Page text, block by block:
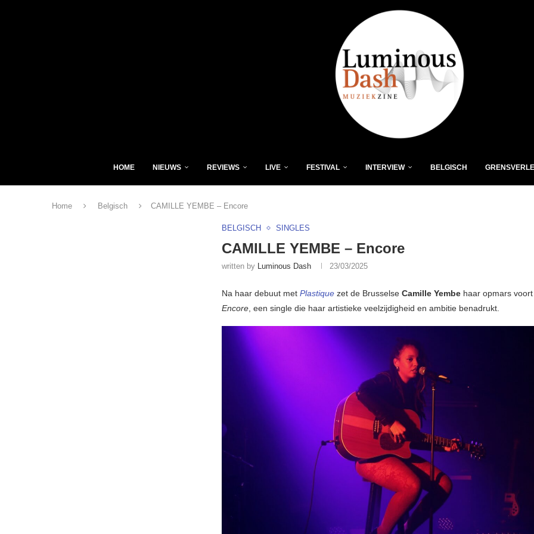
HOME NIEUWS REVIEWS LIVE FESTIVAL INTERVIEW BELGISCH
Home Belgisch CAMILLE YEMBE – Encore
BELGISCH SINGLES
CAMILLE YEMBE – Encore
written by Luminous Dash 23/03/2025
Na haar debuut met Plastique zet de Brusselse Camille Yembe haar opmars
Encore, een single die haar artistieke veelzijdigheid en ambitie benadrukt.